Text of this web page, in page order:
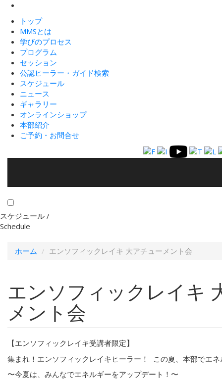
トップ
MMSとは
学びのプロセス
プログラム
セッション
公認ヒーラー・ガイド検索
スケジュール
ニュース
ギャラリー
オンラインショップ
本部紹介
ご予約・お問合せ
スケジュール /
Schedule
ホーム エンソフィックレイキ 大アチューメント会
エンソフィックレイキ
メント会
【エンソフィックレイキ受講者限定】
集まれ！エンソフィックレイキヒーラー！ この夏、本部でエ
〜今夏は、みんなでエネルギーをアップデート！〜